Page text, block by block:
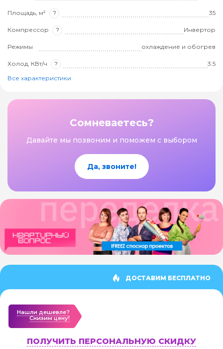
Площадь, м² ? 35
Компрессор ? Инвертор
Режимы охлаждение и обогрев
Холод, КВт/ч ?
3.5
Все характеристики
Сомневаетесь?
Давайте мы позвоним и поможем с выбором
Да, звоните!
ДОСТАВИМ БЕСПЛАТНО
Нашли дешевле?
Cнизим цену!
ПОЛУЧИТЬ ПЕРСОНАЛЬНУЮ СКИДКУ